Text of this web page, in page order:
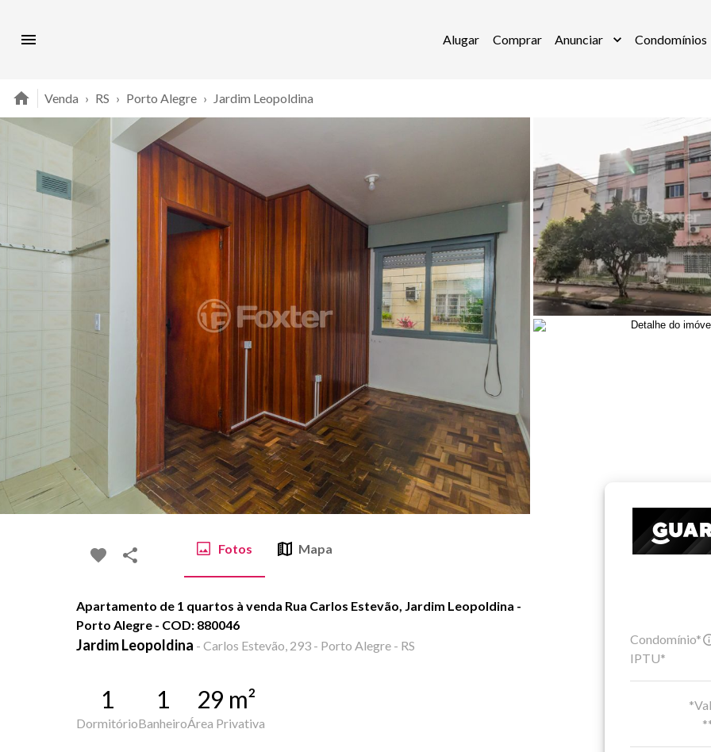
Alugar Comprar Anunciar Condomínios
Venda › RS › Porto Alegre › Jardim Leopoldina
Fotos Mapa
Apartamento de 1 quartos à venda Rua Carlos Estevão, Jardim Leopoldina -
Porto Alegre - COD: 880046
Jardim Leopoldina - Carlos Estevão, 293 - Porto Alegre - RS
1
Dormitório
1
Banheiro
29 m²
Área Privativa
Condomínio*
IPTU*